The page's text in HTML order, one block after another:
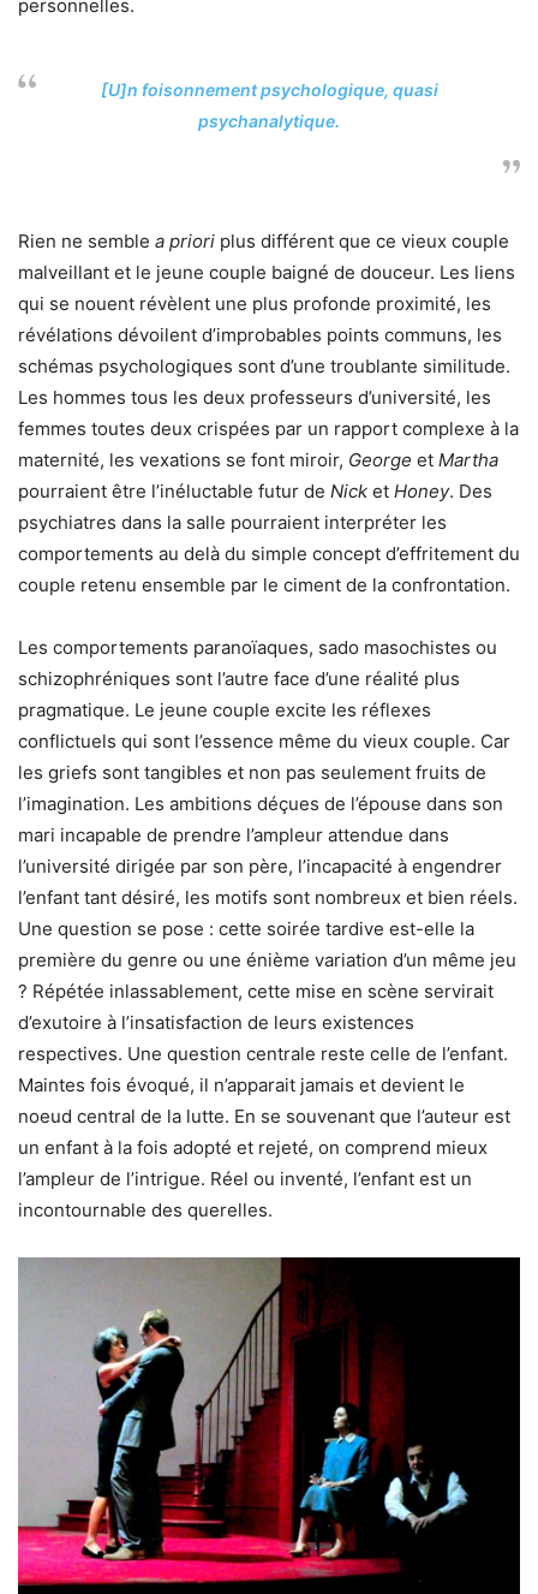
personnelles.
[U]n foisonnement psychologique, quasi
psychanalytique.
Rien ne semble a priori plus différent que ce vieux couple
malveillant et le jeune couple baigné de douceur. Les liens
qui se nouent révèlent une plus profonde proximité, les
révélations dévoilent d’improbables points communs, les
schémas psychologiques sont d’une troublante similitude.
Les hommes tous les deux professeurs d’université, les
femmes toutes deux crispées par un rapport complexe à la
maternité, les vexations se font miroir, George et Martha
pourraient être l’inéluctable futur de Nick et Honey. Des
psychiatres dans la salle pourraient interpréter les
comportements au delà du simple concept d’effritement du
couple retenu ensemble par le ciment de la confrontation.
Les comportements paranoïaques, sado masochistes ou
schizophréniques sont l’autre face d’une réalité plus
pragmatique. Le jeune couple excite les réflexes
conflictuels qui sont l’essence même du vieux couple. Car
les griefs sont tangibles et non pas seulement fruits de
l’imagination. Les ambitions déçues de l’épouse dans son
mari incapable de prendre l’ampleur attendue dans
l’université dirigée par son père, l’incapacité à engendrer
l’enfant tant désiré, les motifs sont nombreux et bien réels.
Une question se pose : cette soirée tardive est-elle la
première du genre ou une énième variation d’un même jeu
? Répétée inlassablement, cette mise en scène servirait
d’exutoire à l’insatisfaction de leurs existences
respectives. Une question centrale reste celle de l’enfant.
Maintes fois évoqué, il n’apparait jamais et devient le
noeud central de la lutte. En se souvenant que l’auteur est
un enfant à la fois adopté et rejeté, on comprend mieux
l’ampleur de l’intrigue. Réel ou inventé, l’enfant est un
incontournable des querelles.